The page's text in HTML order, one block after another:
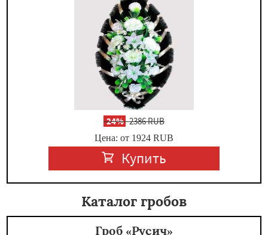
-24%2386 RUB
Цена: от 1924 RUB
Купить
Каталог гробов
Гроб «Русич»